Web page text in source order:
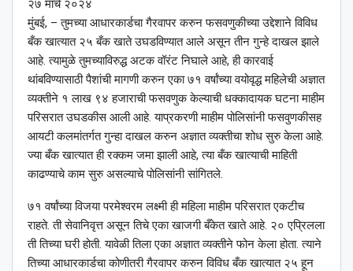
२७ मार्च २०२४
मुंबई, – तुमच्या आधारकार्डचा गैरवापर करुन फसवणुकीच्या उद्देशाने विविध
बँक खात्यात २५ बँक खाते उघडविण्यात आले असून तीन गुन्हे दाखल झाले
आहे. त्यामुळे तुमच्याविरुद्ध अटक वॉरंट निघाले आहे, ही कारवाई
थांबविण्यासाठी पैशांची मागणी करुन एका ७१ वर्षांच्या वयोवृद्ध महिलेची अज्ञात
व्यक्तीने १ लाख ९४ हजाराची फसवणुक केल्याची धक्कादायक घटना माहीम
परिसरात उघडकीस आली आहे. याप्रकरणी माहीम पोलिसांनी फसवुणकीसह
आयटी कलमांतर्गत गुन्हा दाखल करुन अज्ञात व्यक्तीचा शोध सुरु केला आहे.
ज्या बँक खात्यात ही रक्कम जमा झाली आहे, त्या बँक खात्याची माहिती
काढण्याचे काम सुरु असल्याचे पोलिसांनी सांगितले.
७१ वर्षांच्या विजया परमेश्‍वरम लक्ष्मी ही महिला माहीम परिसरात एकटीच
राहते. ती सेवानिवृत्त असून तिचे एका खाजगी बँकेत खाते आहे. २० एप्रिलला
ती तिच्या घरी होती. यावेळी तिला एका अज्ञात व्यक्तीने फोन केला होता. त्याने
तिच्या आधारकार्डचा कोणीतरी गैरवापर करुन विविध बँक खात्यात २५ हून